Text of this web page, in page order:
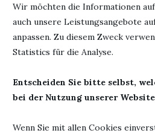
Wir möchten die Informationen
auch unsere Leistungsangebote
anpassen. Zu diesem Zweck
Statistics für die Analyse.
Entscheiden Sie bitte selbst,
bei der Nutzung unserer
Wenn Sie mit allen Cookies